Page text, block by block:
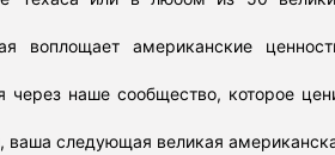
воплощает американские
наше сообщество, которое
следующая великая